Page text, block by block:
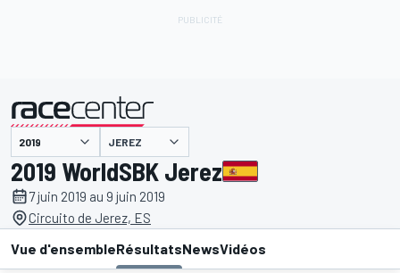
présenté par JEREZ
2019 WorldSBK Jerez
7 juin 2019 au 9 juin 2019
Circuito de Jerez, ES
Vue d'ensembleRésultatsNewsVidéos